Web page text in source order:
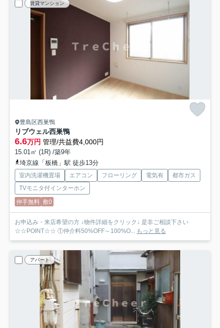
賃貸マンション
豊島区西巣鴨
リブウェル西巣鴨
6.6万円 管理/共益費4,000円
15.01㎡ (1R) /築9年
埼京線「板橋」駅 徒歩13分
室内洗濯機置場 エアコン フローリング 電気有
都市ガス
TVモニタ付インターホン
仲手無料 敷0
お申込み・来店希望の方 ↓物件詳細をクリック↓ 是非ご相談下さい
☆☆POINT☆☆ ①仲介料50%OFF～100%O... もっと見る
アパート